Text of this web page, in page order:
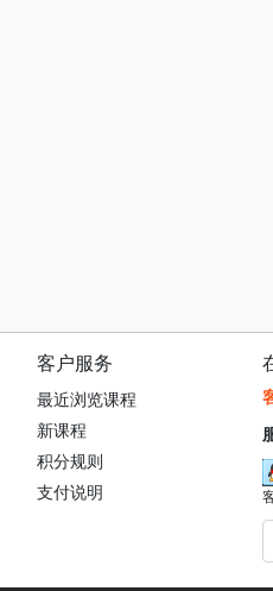
客户服务
最近浏览课程
新课程
积分规则
支付说明